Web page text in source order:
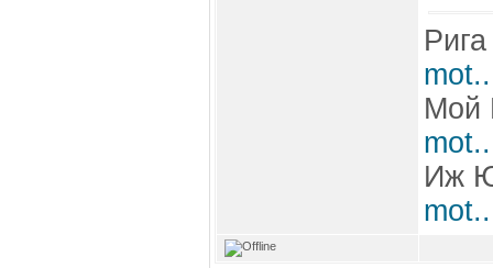
Мой
Иж